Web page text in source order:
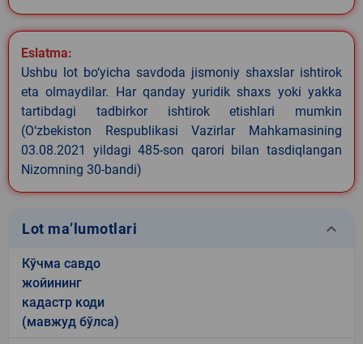
Eslatma:
Ushbu lot bo‘yicha savdoda jismoniy shaxslar ishtirok
eta olmaydilar. Har qanday yuridik shaxs yoki yakka
tartibdagi tadbirkor ishtirok etishlari mumkin
(O‘zbekiston Respublikasi Vazirlar Mahkamasining
03.08.2021 yildagi 485-son qarori bilan tasdiqlangan
Nizomning 30-bandi)
Lot ma’lumotlari keyboard_arrow_down
Кўчма савдо
жойининг
кадастр коди
(мавжуд бўлса)